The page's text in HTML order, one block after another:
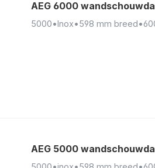
AEG 6000
5000•Inox•598 mm breed•
AEG 5000